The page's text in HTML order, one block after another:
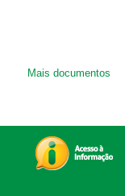
Mais documentos